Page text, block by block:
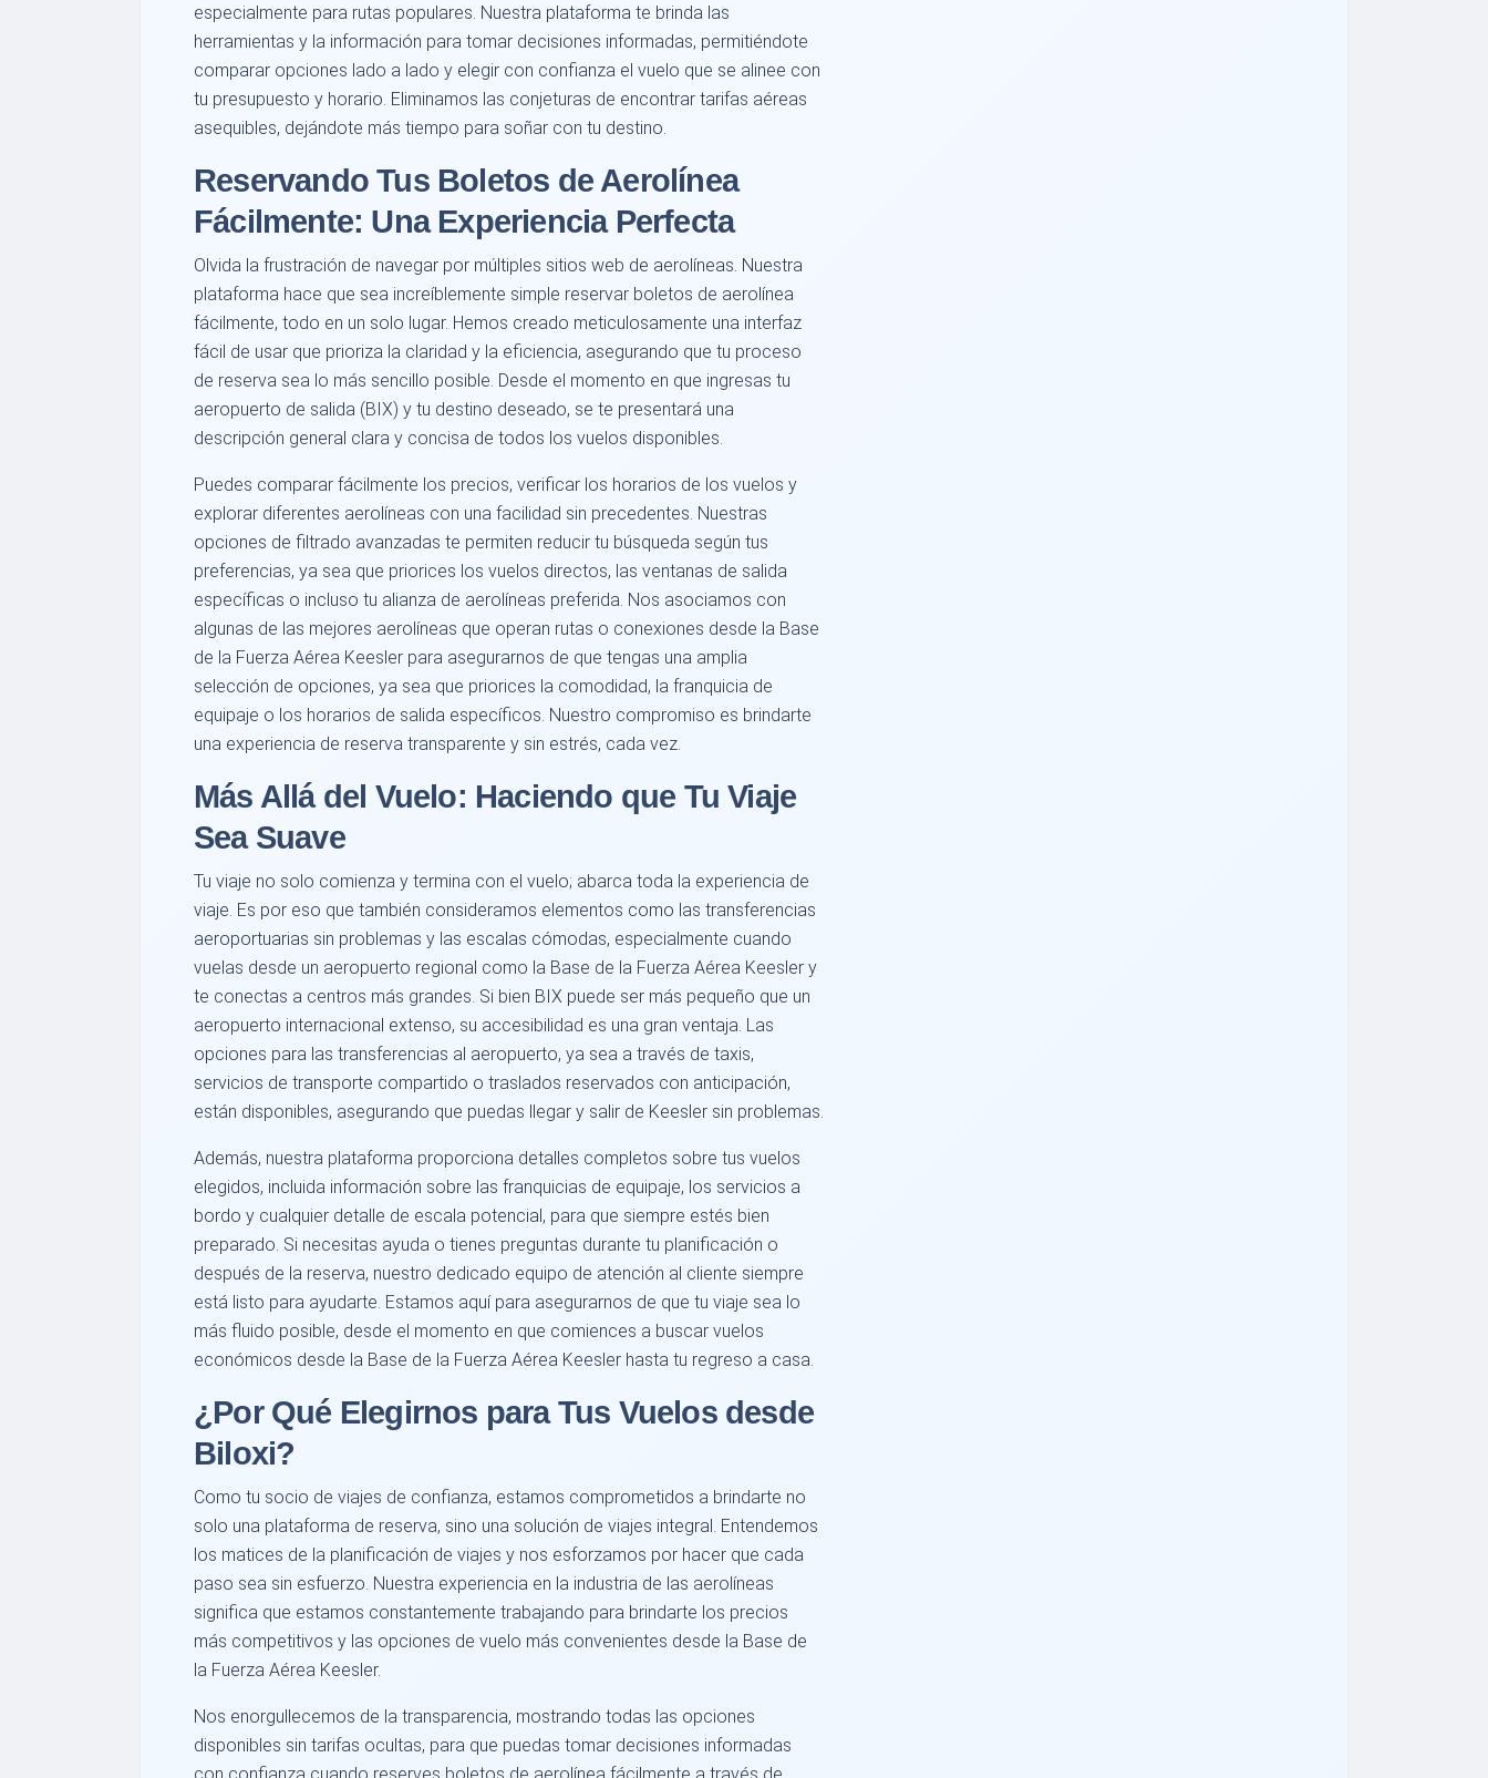
especialmente para rutas populares. Nuestra plataforma te brinda las
herramientas y la información para tomar decisiones informadas, permitiéndote
comparar opciones lado a lado y elegir con confianza el vuelo que se alinee con
tu presupuesto y horario. Eliminamos las conjeturas de encontrar tarifas aéreas
asequibles, dejándote más tiempo para soñar con tu destino.
Reservando Tus Boletos de Aerolínea
Fácilmente: Una Experiencia Perfecta
Olvida la frustración de navegar por múltiples sitios web de aerolíneas. Nuestra
plataforma hace que sea increíblemente simple reservar boletos de aerolínea
fácilmente, todo en un solo lugar. Hemos creado meticulosamente una interfaz
fácil de usar que prioriza la claridad y la eficiencia, asegurando que tu proceso
de reserva sea lo más sencillo posible. Desde el momento en que ingresas tu
aeropuerto de salida (BIX) y tu destino deseado, se te presentará una
descripción general clara y concisa de todos los vuelos disponibles.
Puedes comparar fácilmente los precios, verificar los horarios de los vuelos y
explorar diferentes aerolíneas con una facilidad sin precedentes. Nuestras
opciones de filtrado avanzadas te permiten reducir tu búsqueda según tus
preferencias, ya sea que priorices los vuelos directos, las ventanas de salida
específicas o incluso tu alianza de aerolíneas preferida. Nos asociamos con
algunas de las mejores aerolíneas que operan rutas o conexiones desde la Base
de la Fuerza Aérea Keesler para asegurarnos de que tengas una amplia
selección de opciones, ya sea que priorices la comodidad, la franquicia de
equipaje o los horarios de salida específicos. Nuestro compromiso es brindarte
una experiencia de reserva transparente y sin estrés, cada vez.
Más Allá del Vuelo: Haciendo que Tu Viaje
Sea Suave
Tu viaje no solo comienza y termina con el vuelo; abarca toda la experiencia de
viaje. Es por eso que también consideramos elementos como las transferencias
aeroportuarias sin problemas y las escalas cómodas, especialmente cuando
vuelas desde un aeropuerto regional como la Base de la Fuerza Aérea Keesler y
te conectas a centros más grandes. Si bien BIX puede ser más pequeño que un
aeropuerto internacional extenso, su accesibilidad es una gran ventaja. Las
opciones para las transferencias al aeropuerto, ya sea a través de taxis,
servicios de transporte compartido o traslados reservados con anticipación,
están disponibles, asegurando que puedas llegar y salir de Keesler sin problemas.
Además, nuestra plataforma proporciona detalles completos sobre tus vuelos
elegidos, incluida información sobre las franquicias de equipaje, los servicios a
bordo y cualquier detalle de escala potencial, para que siempre estés bien
preparado. Si necesitas ayuda o tienes preguntas durante tu planificación o
después de la reserva, nuestro dedicado equipo de atención al cliente siempre
está listo para ayudarte. Estamos aquí para asegurarnos de que tu viaje sea lo
más fluido posible, desde el momento en que comiences a buscar vuelos
económicos desde la Base de la Fuerza Aérea Keesler hasta tu regreso a casa.
¿Por Qué Elegirnos para Tus Vuelos desde
Biloxi?
Como tu socio de viajes de confianza, estamos comprometidos a brindarte no
solo una plataforma de reserva, sino una solución de viajes integral. Entendemos
los matices de la planificación de viajes y nos esforzamos por hacer que cada
paso sea sin esfuerzo. Nuestra experiencia en la industria de las aerolíneas
significa que estamos constantemente trabajando para brindarte los precios
más competitivos y las opciones de vuelo más convenientes desde la Base de
la Fuerza Aérea Keesler.
Nos enorgullecemos de la transparencia, mostrando todas las opciones
disponibles sin tarifas ocultas, para que puedas tomar decisiones informadas